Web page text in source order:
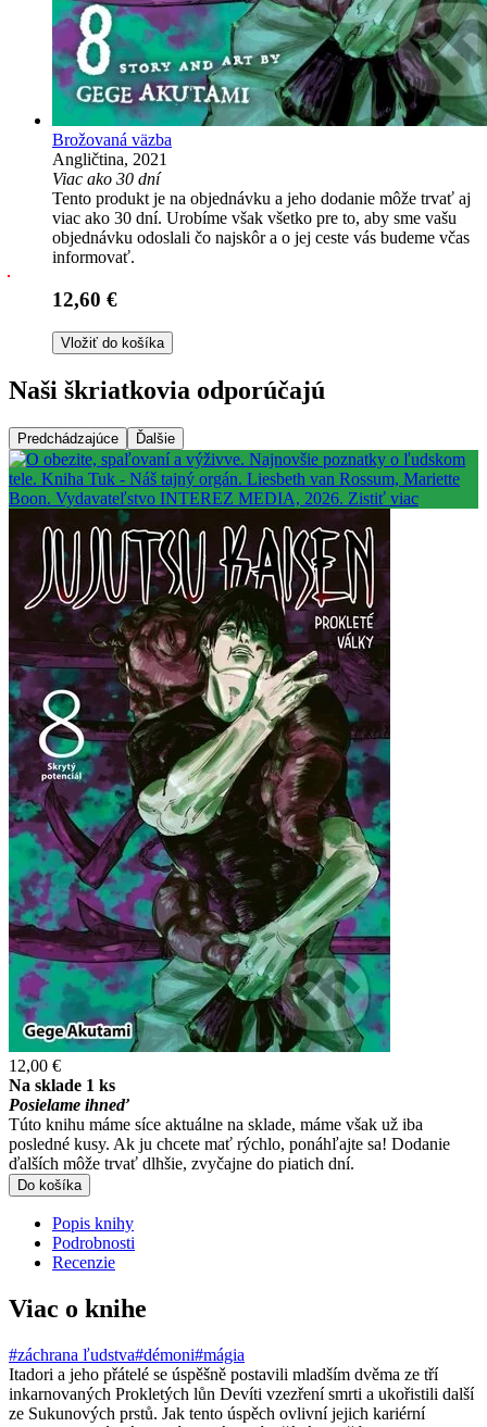
Brožovaná väzba
Angličtina, 2021
Viac ako 30 dní
Tento produkt je na objednávku a jeho dodanie môže trvať aj
viac ako 30 dní. Urobíme však všetko pre to, aby sme vašu
objednávku odoslali čo najskôr a o jej ceste vás budeme včas
informovať.
12,60 €
Vložiť do košíka
Naši škriatkovia odporúčajú
Predchádzajúce Ďalšie
12,00 €
Na sklade 1 ks
Posielame ihneď
Túto knihu máme síce aktuálne na sklade, máme však už iba
posledné kusy. Ak ju chcete mať rýchlo, ponáhľajte sa! Dodanie
ďalších môže trvať dlhšie, zvyčajne do piatich dní.
Do košíka
Popis knihy
Podrobnosti
Recenzie
Viac o knihe
#záchrana ľudstva#démoni#mágia
Itadori a jeho přátelé se úspěšně postavili mladším dvěma ze tří
inkarnovaných Prokletých lůn Devíti vzezření smrti a ukořistili další
ze Sukunových prstů. Jak tento úspěch ovlivní jejich kariérní